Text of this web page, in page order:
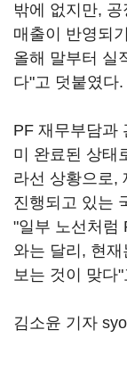
밖에 없지만,
매출이 반영되
올해 말부터 실
다"고 덧붙였다.
PF 재무부담과
미 완료된 상태
라선 상황으로,
진행되고 있는
"일부 노선처럼
와는 달리, 현
보는 것이 맞다
김소윤 기자